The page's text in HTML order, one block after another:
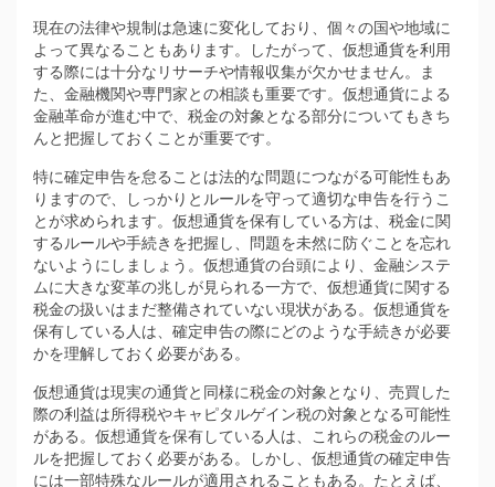
現在の法律や規制は急速に変化しており、個々の国や地域に
よって異なることもあります。したがって、仮想通貨を利用
する際には十分なリサーチや情報収集が欠かせません。ま
た、金融機関や専門家との相談も重要です。仮想通貨による
金融革命が進む中で、税金の対象となる部分についてもきち
んと把握しておくことが重要です。
特に確定申告を怠ることは法的な問題につながる可能性もあ
りますので、しっかりとルールを守って適切な申告を行うこ
とが求められます。仮想通貨を保有している方は、税金に関
するルールや手続きを把握し、問題を未然に防ぐことを忘れ
ないようにしましょう。仮想通貨の台頭により、金融システ
ムに大きな変革の兆しが見られる一方で、仮想通貨に関する
税金の扱いはまだ整備されていない現状がある。仮想通貨を
保有している人は、確定申告の際にどのような手続きが必要
かを理解しておく必要がある。
仮想通貨は現実の通貨と同様に税金の対象となり、売買した
際の利益は所得税やキャピタルゲイン税の対象となる可能性
がある。仮想通貨を保有している人は、これらの税金のルー
ルを把握しておく必要がある。しかし、仮想通貨の確定申告
には一部特殊なルールが適用されることもある。たとえば、